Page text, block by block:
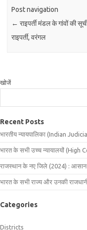
Post navigation
← राइपर्ती मंडल के गांवों की
राइपर्ती, वरंगल
खोजें
Recent Posts
भारतीय न्यायपालिका (Indian
भारत के सभी उच्च न्यायालयों (High
राजस्थान के नए जिले (2024) : आसान
भारत के सभी राज्य और उनकी
Categories
Districts